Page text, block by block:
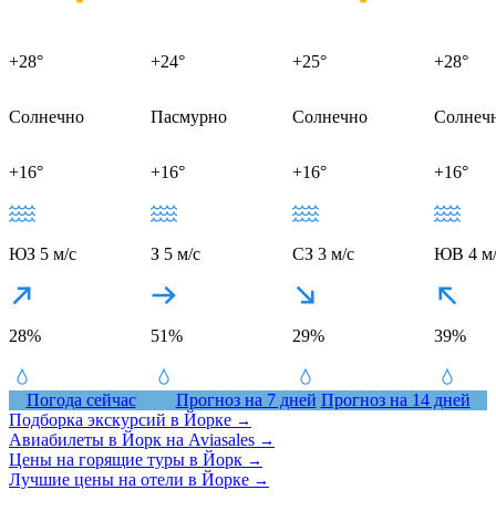
+28° +24° +25° +28°
Солнечно Пасмурно Солнечно
+16°
ЮЗ 5 м/с
28%
+16°
З 5 м/с
51%
+16°
СЗ 3 м/с
29%
+16°
ЮВ 4
39%
Погода сейчас Прогноз на 7 дней Прогноз на 14 дней
Подборка экскурсий в Йорке →
Авиабилеты в Йорк на Aviasales →
Цены на горящие туры в Йорк →
Лучшие цены на отели в Йорке →